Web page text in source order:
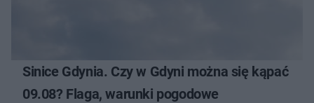
Sinice Gdynia. Czy w Gdyni można się kąpać
09.08? Flaga, warunki pogodowe